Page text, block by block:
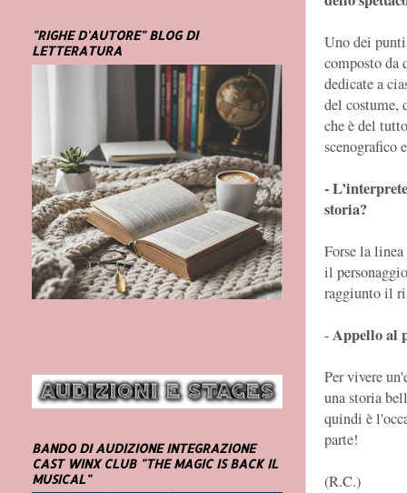
Uno dei punti
composto da
dedicate a
del costume,
che è del
scenografico
-
storia?
Forse la
il
raggiunto il
-Appello al
Per vivere
una storia
quindi è
parte!
(R.C.)
"RIGHE D'AUTORE" BLOG DI
LETTERATURA
BANDO DI AUDIZIONE INTEGRAZIONE
CAST WINX CLUB "THE MAGIC IS BACK IL
MUSICAL"